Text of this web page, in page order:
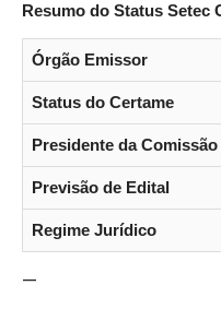
Resumo do Status Setec
Órgão Emissor
Status do Certame
Presidente da Comissão
Previsão de Edital
Regime Jurídico
—